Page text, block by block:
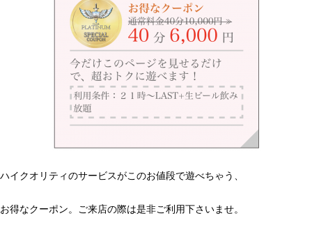
ハイクオリティのサービスがこのお値段で遊べちゃう、
お得なクーポン。ご来店の際は是非ご利用下さいませ。